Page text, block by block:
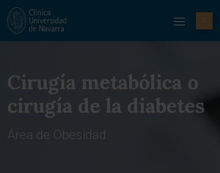
Cirugía metabólica o
cirugía de la diabetes
Área de Obesidad